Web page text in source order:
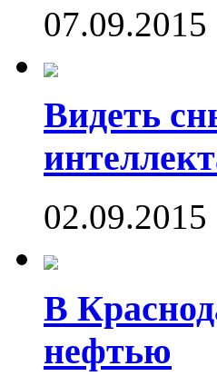
07.09.2015
Видеть
02.09.2015
В
нефтью